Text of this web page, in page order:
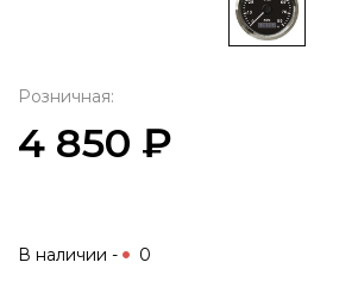
Розничная:
4 850 ₽
В наличии - 0